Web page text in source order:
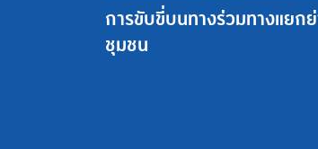
การขับขี่บนทางร่วมทางแยก
ชุมชน